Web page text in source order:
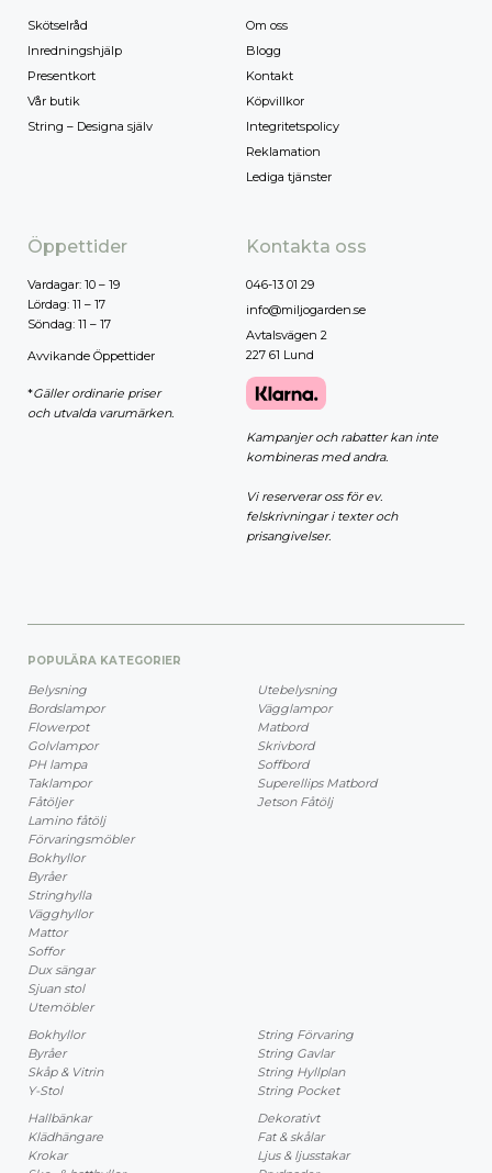
Skötselråd
Inredningshjälp
Presentkort
Vår butik
String – Designa själv
Om oss
Blogg
Kontakt
Köpvillkor
Integritetspolicy
Reklamation
Lediga tjänster
Öppettider
Vardagar: 10 – 19
Lördag: 11 – 17
Söndag: 11 – 17
Avvikande Öppettider
*Gäller ordinarie priser
och utvalda varumärken.
Kontakta oss
046-13 01 29
info@miljogarden.se
Avtalsvägen 2
227 61 Lund
Kampanjer och rabatter kan inte
kombineras med andra.
Vi reserverar oss för ev.
felskrivningar i texter och
prisangivelser.
POPULÄRA KATEGORIER
Belysning
Bordslampor
Flowerpot
Golvlampor
PH lampa
Taklampor
Fåtöljer
Lamino fåtölj
Förvaringsmöbler
Bokhyllor
Byråer
Stringhylla
Vägghyllor
Mattor
Soffor
Dux sängar
Sjuan stol
Utemöbler
Utebelysning
Vägglampor
Matbord
Skrivbord
Soffbord
Superellips Matbord
Jetson Fåtölj
Bokhyllor
Byråer
Skåp & Vitrin
Y-Stol
String Förvaring
String Gavlar
String Hyllplan
String Pocket
Hallbänkar
Klädhängare
Krokar
Dekorativt
Fat & skålar
Ljus & ljusstakar